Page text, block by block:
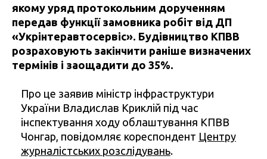
якому уряд протокольним дорученням
передав функції замовника робіт від ДП
«Укрінтеравтосервіс». Будівництво КПВВ
розраховують закінчити раніше визначених
термінів і заощадити до 35%.
Про це заявив міністр інфраструктури
України Владислав Криклій під час
інспектування ходу облаштування КПВВ
Чонгар, повідомляє кореспондент Центру
журналістських розслідувань.